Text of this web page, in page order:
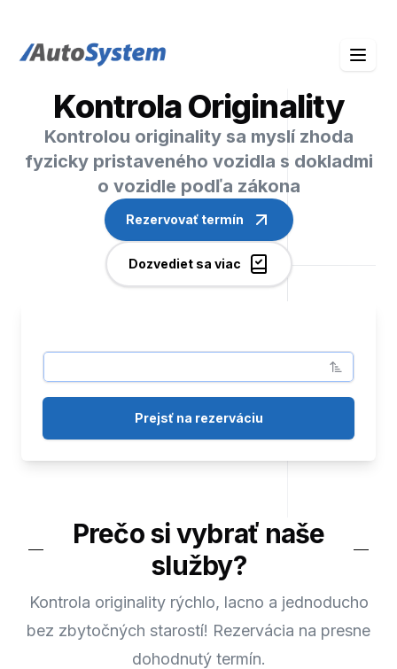
auto-system logo
Prejsť na rezerváciu
Kontrola Originality
Kontrolou originality sa myslí zhoda
fyzicky pristaveného vozidla s dokladmi
o vozidle podľa zákona
Rezervovať termín
Dozvediet sa viac
Prečo si vybrať naše
služby?
Kontrola originality rýchlo, lacno a jednoducho
bez zbytočných starostí! Rezervácia na presne
dohodnutý termín.